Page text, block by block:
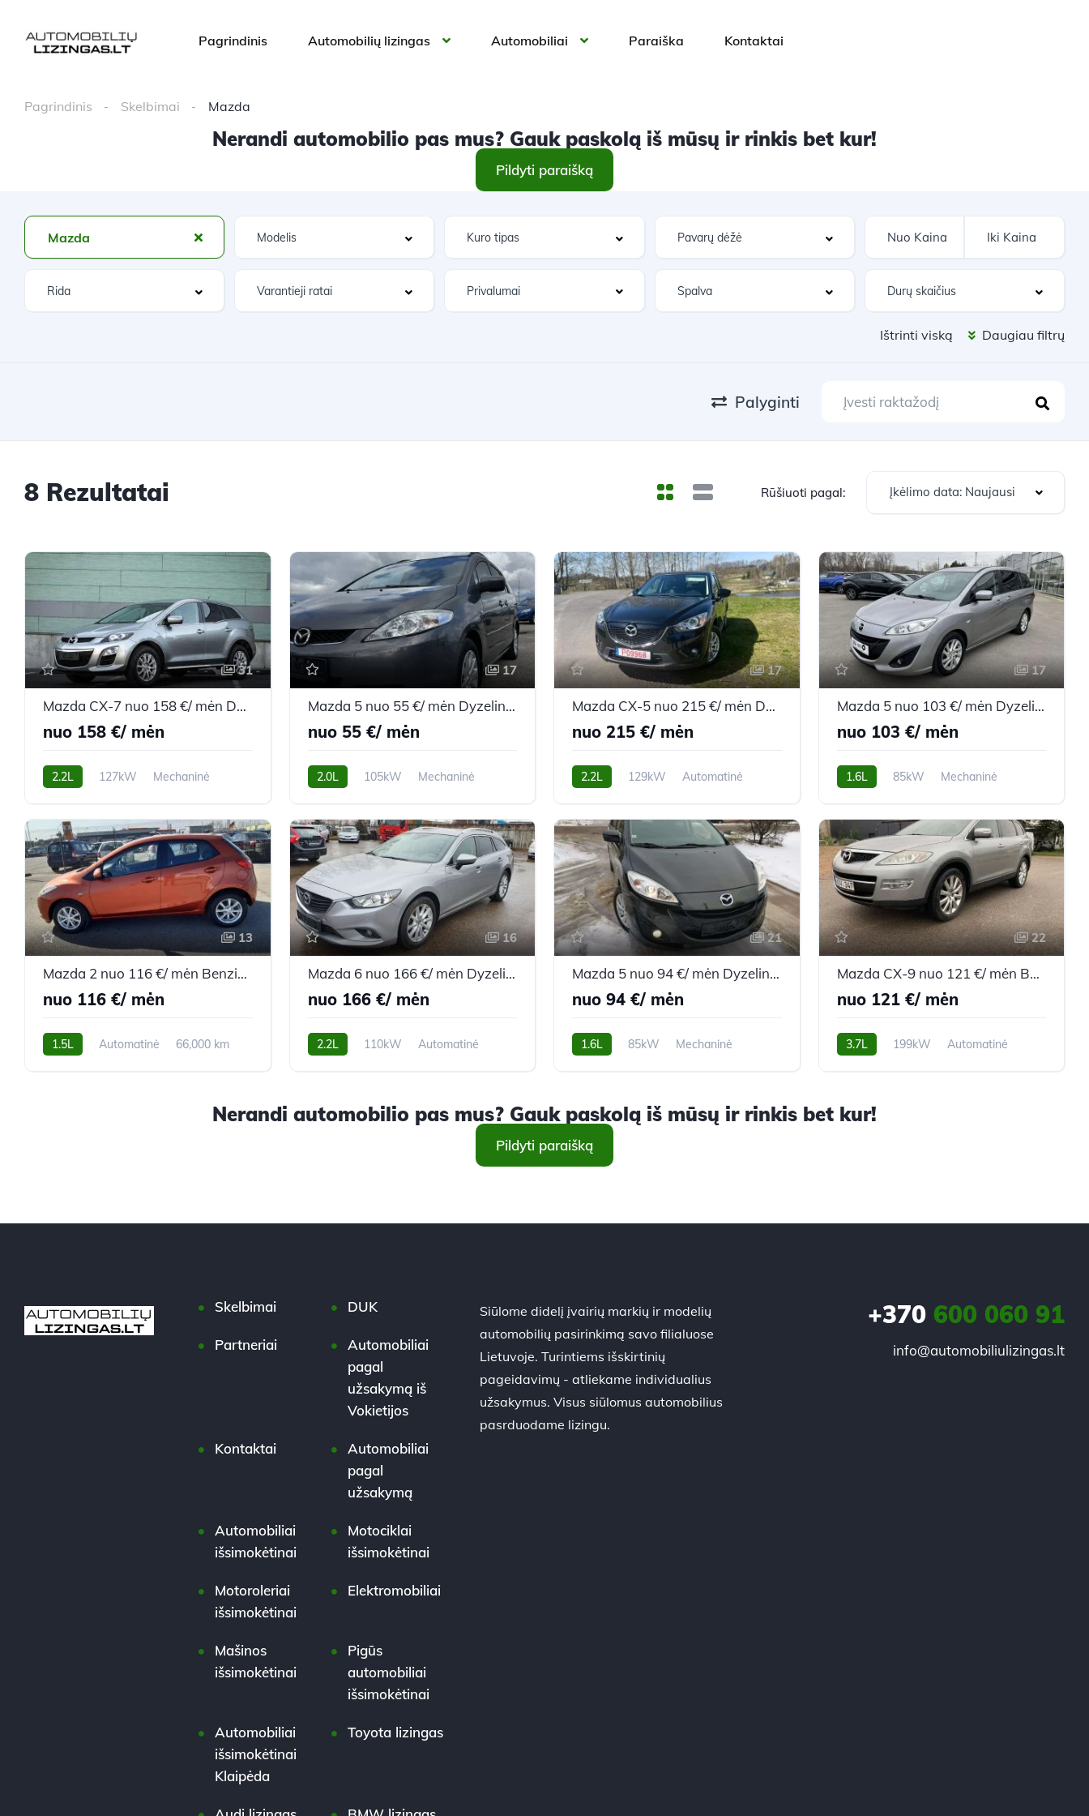
Pagrindinis Automobilių lizingas Automobiliai Paraiška Kontaktai
Pagrindinis Skelbimai Mazda
Nerandi automobilio pas mus? Gauk paskolą iš mūsų ir rinkis bet kur!
Pildyti paraišką
Mazda
Privalumai
Ištrinti viską Daugiau filtrų
Palyginti
8 Rezultatai Rūšiuoti pagal: Įkėlimo data: Naujausi
31
Mazda CX-7 nuo 158 €/ mėn Dyzelinas 2009m. Visureigis Mechaninė
nuo 158 €/ mėn
2.2L 127kW
Mechaninė
17
Mazda 5 nuo 55 €/ mėn Dyzelinas 2007m. Vienatūris Mechaninė
nuo 55 €/ mėn
2.0L 105kW
Mechaninė
17
Mazda CX-5 nuo 215 €/ mėn Dyzelinas 2013m. Vienatūris Automatinė
nuo 215 €/ mėn
2.2L 129kW
Automatinė
17
Mazda 5 nuo 103 €/ mėn Dyzelinas 2011m. Vienatūris Mechaninė
nuo 103 €/ mėn
1.6L 85kW
Mechaninė
13
Mazda 2 nuo 116 €/ mėn Benzinas 2009m. Hečbekas Automatinė
nuo 116 €/ mėn
1.5L Automatinė
66,000 km
16
Mazda 6 nuo 166 €/ mėn Dyzelinas 2013m. Universalas Automatinė
nuo 166 €/ mėn
2.2L 110kW
Automatinė
21
Mazda 5 nuo 94 €/ mėn Dyzelinas 2011m. Vienatūris Mechaninė
nuo 94 €/ mėn
1.6L 85kW
Mechaninė
22
Mazda CX-9 nuo 121 €/ mėn Benzinas/Dujos 2009m. Visureigis Automatinė
nuo 121 €/ mėn
3.7L 199kW
Automatinė
Nerandi automobilio pas mus? Gauk paskolą iš mūsų ir rinkis bet kur!
Pildyti paraišką
Skelbimai DUK
Partneriai
Automobiliai
pagal
užsakymą iš
Vokietijos
Kontaktai
Automobiliai
pagal
užsakymą
Automobiliai
išsimokėtinai
Motociklai
išsimokėtinai
Motoroleriai
išsimokėtinai
Elektromobiliai
Mašinos
išsimokėtinai
Pigūs
automobiliai
išsimokėtinai
Automobiliai
išsimokėtinai
Klaipėda
Toyota lizingas
Siūlome didelį įvairių markių ir modelių
automobilių pasirinkimą savo filialuose
Lietuvoje. Turintiems išskirtinių
pageidavimų - atliekame individualius
užsakymus. Visus siūlomus automobilius
pasrduodame lizingu.
+370600 060 91
info@automobiliulizingas.lt